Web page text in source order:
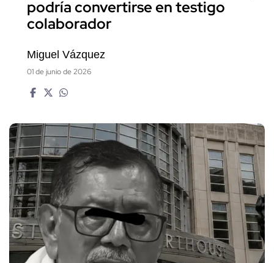
podría convertirse en testigo
colaborador
Miguel Vázquez
01 de junio de 2026